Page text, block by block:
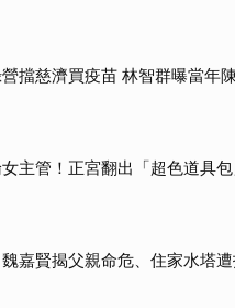
擋慈濟買疫苗 林智群曝當年
主管！正宮翻出「超色道具
嘉賢揭父親命危、住家水塔